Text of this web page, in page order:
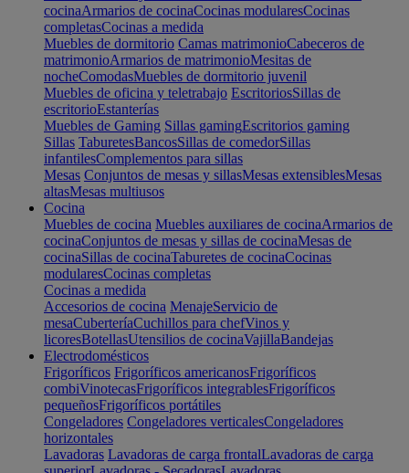
cocinaArmarios de cocinaCocinas modularesCocinas
completasCocinas a medida
Muebles de dormitorio Camas matrimonioCabeceros de
matrimonioArmarios de matrimonioMesitas de
nocheComodasMuebles de dormitorio juvenil
Muebles de oficina y teletrabajo EscritoriosSillas de
escritorioEstanterías
Muebles de Gaming Sillas gamingEscritorios gaming
Sillas TaburetesBancosSillas de comedorSillas
infantilesComplementos para sillas
Mesas Conjuntos de mesas y sillasMesas extensiblesMesas
altasMesas multiusos
Cocina
Muebles de cocina Muebles auxiliares de cocinaArmarios de
cocinaConjuntos de mesas y sillas de cocinaMesas de
cocinaSillas de cocinaTaburetes de cocinaCocinas
modularesCocinas completas
Cocinas a medida
Accesorios de cocina MenajeServicio de
mesaCuberteríaCuchillos para chefVinos y
licoresBotellasUtensilios de cocinaVajillaBandejas
Electrodomésticos
Frigoríficos Frigoríficos americanosFrigoríficos
combiVinotecasFrigoríficos integrablesFrigoríficos
pequeñosFrigoríficos portátiles
Congeladores Congeladores verticalesCongeladores
horizontales
Lavadoras Lavadoras de carga frontalLavadoras de carga